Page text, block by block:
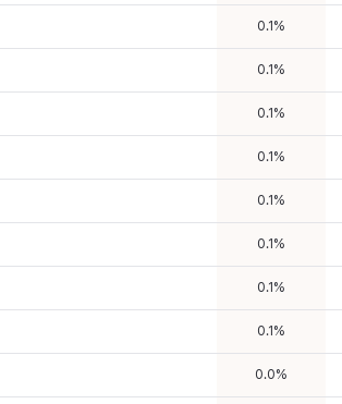
0.1 %
0.1 %
0.1 %
0.1 %
0.1 %
0.1 %
0.1 %
0.1 %
0.0%